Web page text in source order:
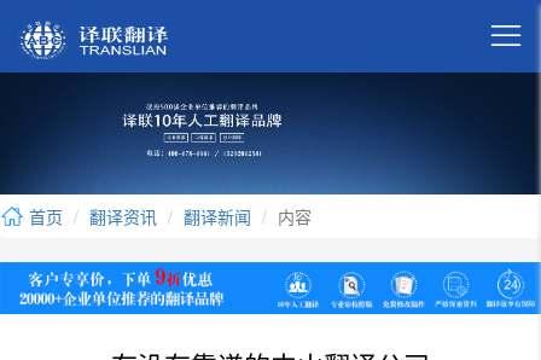

首页 翻译资讯 翻译新闻 内容